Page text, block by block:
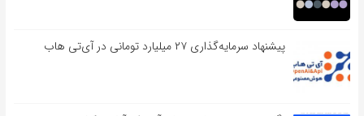
پیشنهاد سرمایه‌گذاری ۲۷ میلیارد تومانی در آی‌تی هاب